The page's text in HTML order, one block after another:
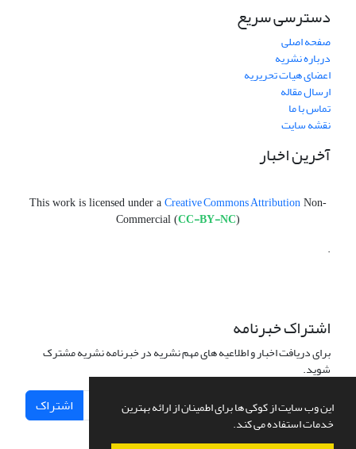
این وب سایت از کوکی ها برای اطمینان از ارائه بهترین
خدمات استفاده می کند.
دسترسی سریع
صفحه اصلی
درباره نشریه
اعضای هیات تحریریه
ارسال مقاله
تماس با ما
نقشه سایت
آخرین اخبار
This work is licensed under a Creative Commons Attribution Non-
Commercial (CC-BY-NC)
.
اشتراک خبرنامه
برای دریافت اخبار و اطلاعیه های مهم نشریه در خبرنامه نشریه مشترک
شوید.
اشتراک